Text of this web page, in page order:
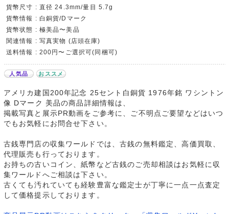
貨幣尺寸 : 直径 24.3mm/量目 5.7g
貨幣情報 : 白銅貨/Dマーク
貨幣状態 : 極美品〜美品
関連情報 : 写真実物 (店頭在庫)
送料情報 : 200円〜ご選択可(同梱可)
人気品 おススメ
アメリカ建国200年記念 25セント白銅貨 1976年銘 ワシントン
像 Dマーク 美品の商品詳細情報は、
掲載写真と展示PR動画をご参考に、ご不明点ご要望などはいつ
でもお気軽にお問合せ下さい。
古銭専門店の収集ワールドでは、古銭の無料鑑定、高価買取、
代理販売も行っております。
お持ちの古いコイン、紙幣など古銭のご売却相談はお気軽に収
集ワールドへご相談は下さい。
古くても汚れていても経験豊富な鑑定士が丁寧に一点一点査定
して価格提示しております。